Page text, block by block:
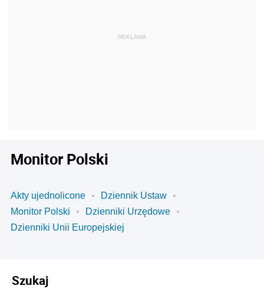
Monitor Polski
Akty ujednolicone
Dziennik Ustaw
Monitor Polski
Dzienniki Urzędowe
Dzienniki Unii Europejskiej
Szukaj